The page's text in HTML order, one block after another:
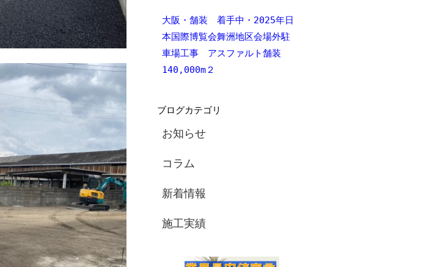
大阪・舗装 着手中・2025年日
本国際博覧会舞洲地区会場外駐
車場工事 アスファルト舗装
140,000m２
ブログカテゴリ
お知らせ
コラム
新着情報
施工実績